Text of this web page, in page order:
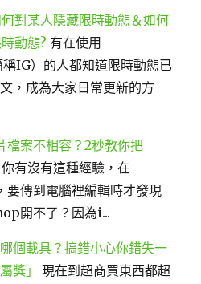
何對某人隱藏限時動態＆如何
動態? 有在使用
IG）的人都知道限時動態已
，成為大家日常更新的方
案不相容？2秒教你把
你有沒有這種經驗，在
傳到電腦裡編輯時才發現
開不了？因為i...
個載具？搞錯小心你錯失一
獎」
現在到超商買東西都超